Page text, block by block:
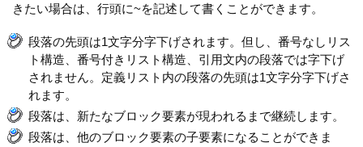
きたい場合は、行頭に~を記述して書くことができます。
段落の先頭は1文字分字下げされます。但し、番号なしリス
ト構造、番号付きリスト構造、引用文内の段落では字下げ
されません。定義リスト内の段落の先頭は1文字分字下げさ
れます。
段落は、新たなブロック要素が現われるまで継続します。
段落は、他のブロック要素の子要素になることができま